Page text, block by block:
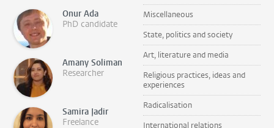
Onur Ada
PhD candidate
Amany Soliman
Researcher
Samira Jadir
Freelance
Miscellaneous
State, politics and society
Art, literature and media
Religious practices, ideas and
experiences
Radicalisation
International relations